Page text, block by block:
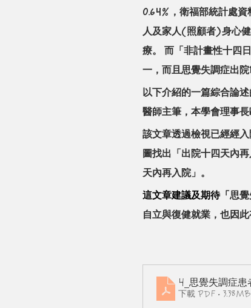
0.64%，衛福部統計處
人及家人(照顧者)身心
療。
而「非計畫性十四
一，而且思覺失調症出
以下介紹的一篇綜合論
醫師主筆，本學會理事長
該文章透過檢視已經經
圖找出「出院十四天內
天內再入院」。
這文章建議及期待「 思
自立與復健就業，也因
4_思覺失調症患
下載 PDF • 3.38MB